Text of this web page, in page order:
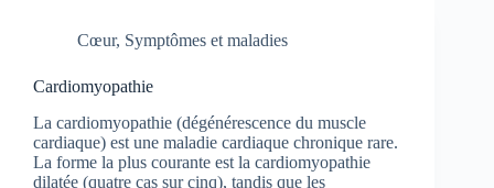
Cœur, Symptômes et maladies
Cardiomyopathie
La cardiomyopathie (dégénérescence du muscle
cardiaque) est une maladie cardiaque chronique rare.
La forme la plus courante est la cardiomyopathie
dilatée (quatre cas sur cinq), tandis que les